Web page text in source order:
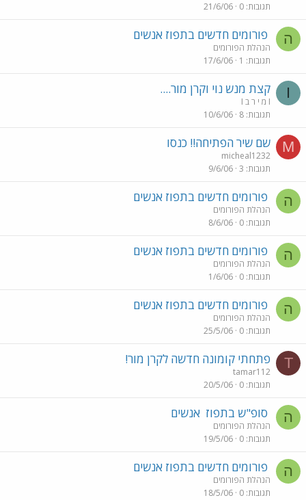
תגובות 0
21/6/06
ה פורומים חדשים בתפוז אנשים
הנהלת הפורומים
תגובות 1
17/6/06
I קצת מנש נוי וקרן מור....
I מ י ר ב I
תגובות 8
10/6/06
M שם שיר הפתיחה!! כנסו
micheal1232
תגובות 3
9/6/06
ה פורומים חדשים בתפוז אנשים
הנהלת הפורומים
תגובות 0
8/6/06
ה פורומים חדשים בתפוז אנשים
הנהלת הפורומים
תגובות 0
1/6/06
ה פורומים חדשים בתפוז אנשים
הנהלת הפורומים
תגובות 0
25/5/06
T פתחתי קומונה חדשה לקרן מור!
tamar112
תגובות 0
20/5/06
ה סופ"ש בתפוז אנשים
הנהלת הפורומים
תגובות 0
19/5/06
ה פורומים חדשים בתפוז אנשים
הנהלת הפורומים
תגובות 0
18/5/06